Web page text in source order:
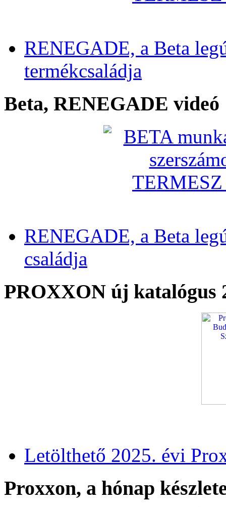
RENEGADE, a Beta
termékcsaládja
Beta, RENEGADE videó
RENEGADE, a Beta
családja
PROXXON új katalógus
Letölthető 2025. évi
Proxxon, a hónap